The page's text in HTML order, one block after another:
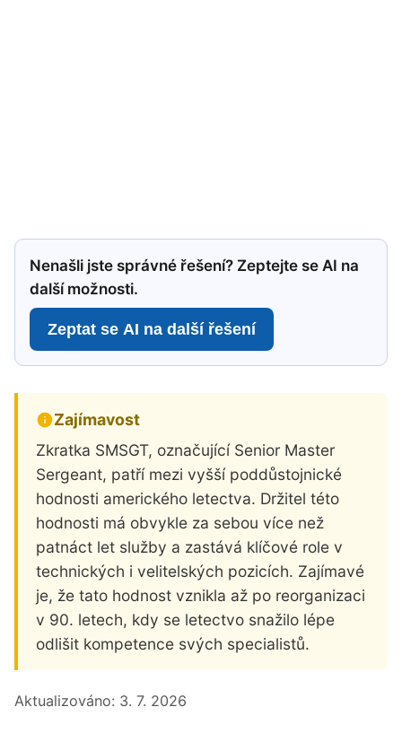
Nenašli jste správné řešení? Zeptejte se AI na
další možnosti.
Zeptat se AI na další řešení
Zajímavost
Zkratka SMSGT, označující Senior Master
Sergeant, patří mezi vyšší poddůstojnické
hodnosti amerického letectva. Držitel této
hodnosti má obvykle za sebou více než
patnáct let služby a zastává klíčové role v
technických i velitelských pozicích. Zajímavé
je, že tato hodnost vznikla až po reorganizaci
v 90. letech, kdy se letectvo snažilo lépe
odlišit kompetence svých specialistů.
Aktualizováno: 3. 7. 2026